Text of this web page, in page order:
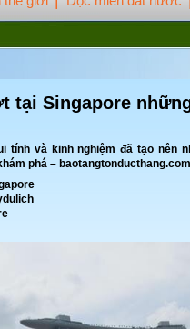
tại Singapore
tính và kinh nghiệm đã tạo nên
phá –